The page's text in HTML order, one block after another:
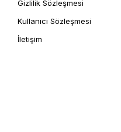
Gizlilik Sözleşmesi
Kullanıcı Sözleşmesi
İletişim